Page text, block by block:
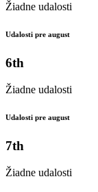
Žiadne udalosti
Udalosti pre august
6th
Žiadne udalosti
Udalosti pre august
7th
Žiadne udalosti